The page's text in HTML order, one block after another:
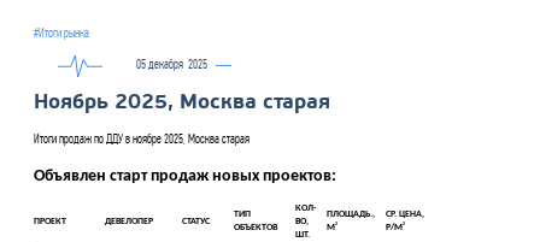
#Итоги рынка
05 декабря 2025
Ноябрь 2025, Москва старая
Итоги продаж по ДДУ в ноябре 2025, Москва старая
Объявлен старт продаж новых проектов:
ПРОЕКТ ДЕВЕЛОПЕР СТАТУС
ТИП
ОБЪЕКТОВ
КОЛ-
ВО,
ШТ.
ПЛОЩАДЬ.,
М 2
СР. ЦЕНА,
Р/М 2